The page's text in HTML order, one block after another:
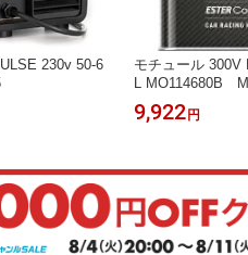
230v 50-6
モチュール 300V
L MO114680B
9,922 円